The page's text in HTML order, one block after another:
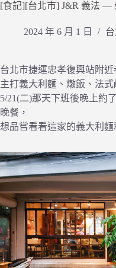
[食記][台北市] J&R 義法 —
2024 年 6 月 1 日
台北市捷運忠孝復興站附近
主打義大利麵、燉飯、法式
5/21(二)那天下班後晚上約
晚餐，
想品嘗看看這家的義大利麵